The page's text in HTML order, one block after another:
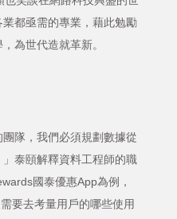
都亟需的專業，藉此勉勵
為世代造就革新。
團隊，我們必須規劃數據從
泰頤解釋資料工程師的職
國泰優惠App為例，
要去考量用戶的哪些使用